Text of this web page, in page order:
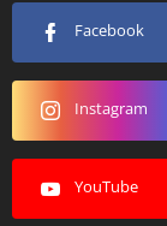
Facebook
Instagram
YouTube